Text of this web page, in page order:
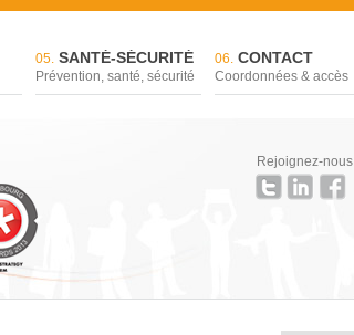
05. SANTÉ-SÉCURITÉ
Prévention, santé, sécurité
06. CONTACT
Coordonnées & accès
Rejoignez-nous